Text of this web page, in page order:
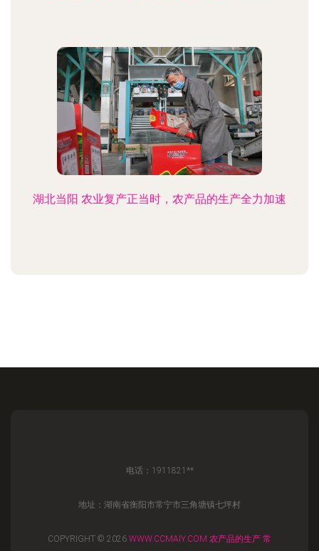
湖北当阳 农业复产正当时，农产品的生产全力加速
电话：1911821**
地址：湖南省衡阳市常宁市三角塘镇七坪村
COPYRIGHT © 2026 WWW.CCMAIY.COM 农产品的生产 常